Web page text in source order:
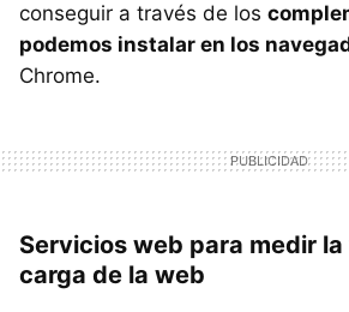
conseguir a través de los
podemos instalar en los
Chrome.
Servicios web para medir
carga de la web